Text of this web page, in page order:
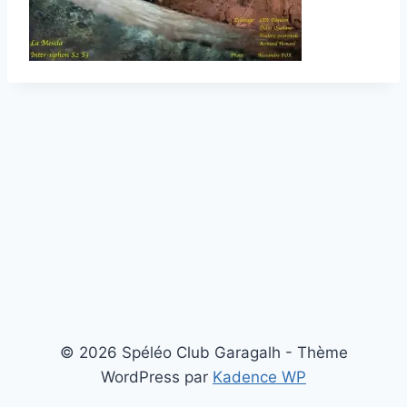
© 2026 Spéléo Club Garagalh - Thème
WordPress par Kadence WP